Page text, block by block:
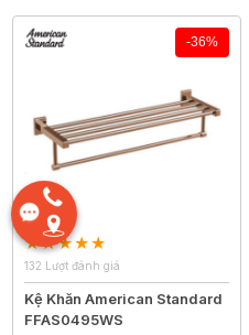
-36%
132 Lượt đánh giá
Kệ Khăn American Standard
FFAS0495WS